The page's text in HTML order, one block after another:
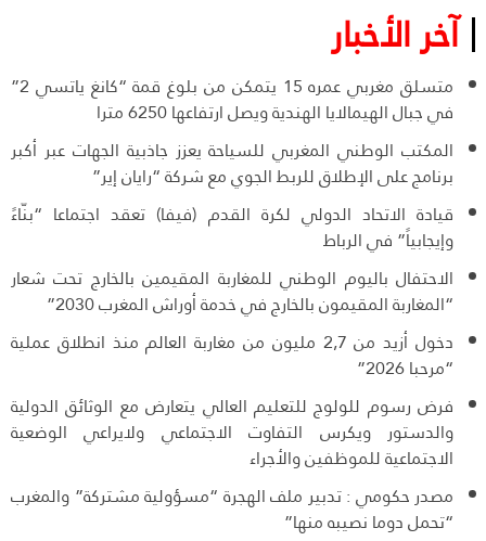
آخر الأخبار
متسلق مغربي عمره 15 يتمكن من بلوغ قمة “كانغ ياتسي 2”
في جبال الهيمالايا الهندية ويصل ارتفاعها 6250 مترا
المكتب الوطني المغربي للسياحة يعزز جاذبية الجهات عبر أكبر
برنامج على الإطلاق للربط الجوي مع شركة “رايان إير”
قيادة الاتحاد الدولي لكرة القدم (فيفا) تعقد اجتماعا “بنّاءً
وإيجابياً” في الرباط
الاحتفال باليوم الوطني للمغاربة المقيمين بالخارج تحت شعار
“المغاربة المقيمون بالخارج في خدمة أوراش المغرب 2030”
دخول أزيد من 2,7 مليون من مغاربة العالم منذ انطلاق عملية
“مرحبا 2026”
فرض رسوم للولوج للتعليم العالي يتعارض مع الوثائق الدولية
والدستور ويكرس التفاوت الاجتماعي ولايراعي الوضعية
الاجتماعية للموظفين والأجراء
مصدر حكومي : تدبير ملف الهجرة “مسؤولية مشتركة” والمغرب
“تحمل دوما نصيبه منها”